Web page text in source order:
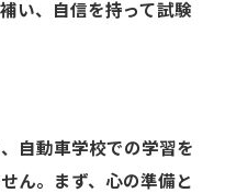
い、自信を持って試験
自動車学校での学習を
ん。まず、心の準備と